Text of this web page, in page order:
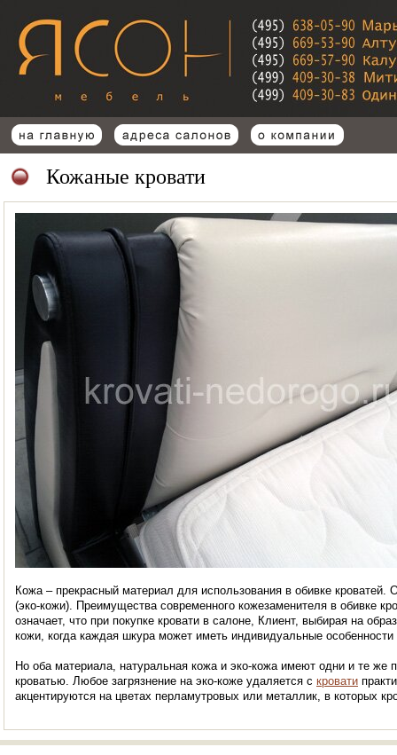
Кожаные кровати
Кожа – прекрасный материал для использования в обивке кроватей.
(эко-кожи). Преимущества современного кожезаменителя в обивке
означает, что при покупке кровати в салоне, Клиент, выбирая на
кожи, когда каждая шкура может иметь индивидуальные особенности
Но оба материала, натуральная кожа и эко-кожа имеют одни и те же
кроватью. Любое загрязнение на эко-коже удаляется с кровати
акцентируются на цветах перламутровых или металлик, в которых